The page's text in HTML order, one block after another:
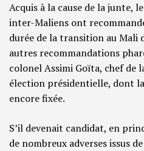
Acquis à la cause de la junte,
inter-Maliens ont
durée de la transition au Mali
autres recommandations
colonel Assimi Goïta, chef de
élection présidentielle, dont
encore fixée.
S’il devenait candidat, en
de nombreux adverses issus